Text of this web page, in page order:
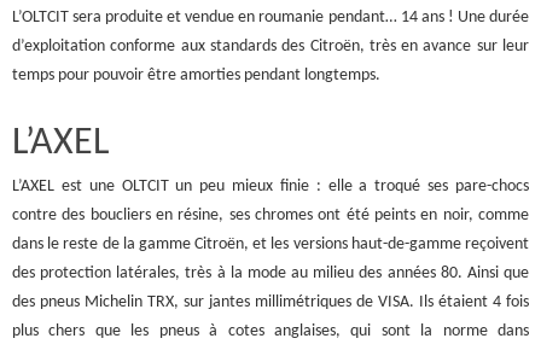
L’OLTCIT sera produite et vendue en roumanie pendant… 14 ans ! Une durée
d’exploitation conforme aux standards des Citroën, très en avance sur leur
temps pour pouvoir être amorties pendant longtemps.
L’AXEL
L’AXEL est une OLTCIT un peu mieux finie : elle a troqué ses pare-chocs
contre des boucliers en résine, ses chromes ont été peints en noir, comme
dans le reste de la gamme Citroën, et les versions haut-de-gamme reçoivent
des protection latérales, très à la mode au milieu des années 80. Ainsi que
des pneus Michelin TRX, sur jantes millimétriques de VISA. Ils étaient 4 fois
plus chers que les pneus à cotes anglaises, qui sont la norme dans